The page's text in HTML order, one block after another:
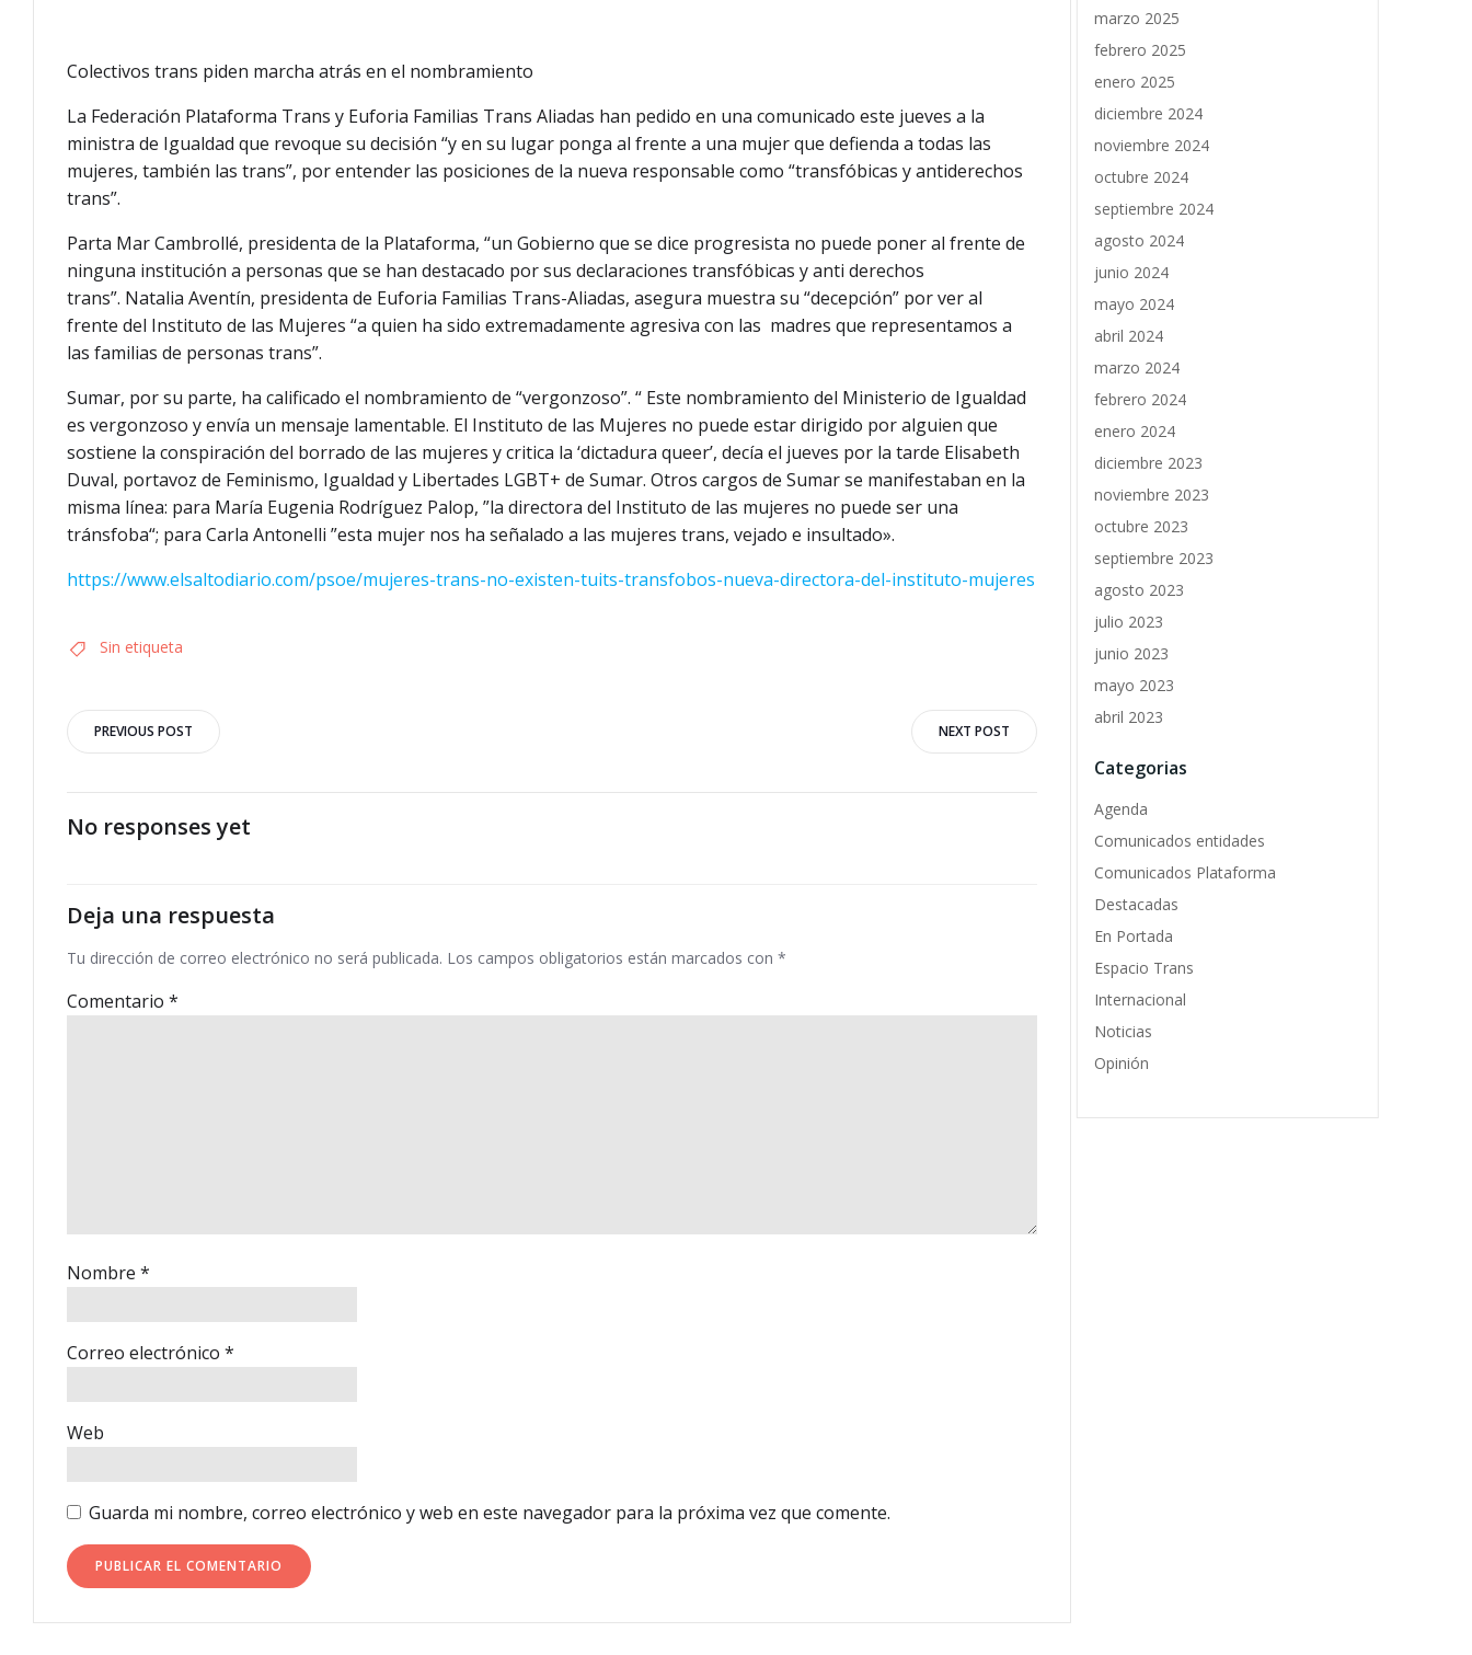
Colectivos trans piden marcha atrás en el nombramiento
La Federación Plataforma Trans y Euforia Familias Trans Aliadas han pedido en una comunicado este jueves a la
ministra de Igualdad que revoque su decisión “y en su lugar ponga al frente a una mujer que defienda a todas las
mujeres, también las trans”, por entender las posiciones de la nueva responsable como “transfóbicas y antiderechos
trans”.
Parta Mar Cambrollé, presidenta de la Plataforma, “un Gobierno que se dice progresista no puede poner al frente de
ninguna institución a personas que se han destacado por sus declaraciones transfóbicas y anti derechos
trans”. Natalia Aventín, presidenta de Euforia Familias Trans-Aliadas, asegura muestra su “decepción” por ver al
frente del Instituto de las Mujeres “a quien ha sido extremadamente agresiva con las madres que representamos a
las familias de personas trans”.
Sumar, por su parte, ha calificado el nombramiento de “vergonzoso”. “ Este nombramiento del Ministerio de Igualdad
es vergonzoso y envía un mensaje lamentable. El Instituto de las Mujeres no puede estar dirigido por alguien que
sostiene la conspiración del borrado de las mujeres y critica la ‘dictadura queer’, decía el jueves por la tarde Elisabeth
Duval, portavoz de Feminismo, Igualdad y Libertades LGBT+ de Sumar. Otros cargos de Sumar se manifestaban en la
misma línea: para María Eugenia Rodríguez Palop, ”la directora del Instituto de las mujeres no puede ser una
tránsfoba“; para Carla Antonelli ”esta mujer nos ha señalado a las mujeres trans, vejado e insultado».
https://www.elsaltodiario.com/psoe/mujeres-trans-no-existen-tuits-transfobos-nueva-directora-del-instituto-mujeres
Sin etiqueta
Navegación
por
las
entradas
PREVIOUS POST
por
NEXT POST
No responses yet
Deja una respuesta
Tu dirección de correo electrónico no será publicada. Los campos obligatorios están marcados con *
Comentario *
Nombre *
Correo electrónico *
Web
Guarda mi nombre, correo electrónico y web en este navegador para la próxima vez que comente.
marzo 2025
febrero 2025
enero 2025
diciembre 2024
noviembre 2024
octubre 2024
septiembre 2024
agosto 2024
junio 2024
mayo 2024
abril 2024
marzo 2024
febrero 2024
enero 2024
diciembre 2023
noviembre 2023
octubre 2023
septiembre 2023
agosto 2023
julio 2023
junio 2023
mayo 2023
abril 2023
Categorias
Agenda
Comunicados entidades
Comunicados Plataforma
Destacadas
En Portada
Espacio Trans
Internacional
Noticias
Opinión